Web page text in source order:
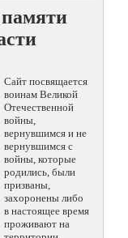
Сайт посвящается
воинам Великой
Отечественной
войны,
вернувшимся и не
вернувшимся с
войны, которые
родились, были
призваны,
захоронены либо
в настоящее время
проживают на